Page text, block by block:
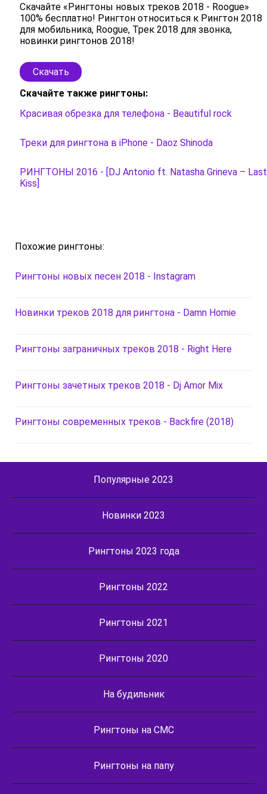
Скачайте «Рингтоны новых треков 2018 - Roogue»
100% бесплатно! Рингтон относиться к Рингтон 2018
для мобильника, Roogue, Трек 2018 для звонка,
новинки рингтонов 2018!
Скачать
Скачайте также рингтоны:
Красивая обрезка для телефона - Beautiful rock
Треки для рингтона в iPhone - Daoz Shinoda
РИНГТОНЫ 2016 - [DJ Antonio ft. Natasha Grineva – Last
Kiss]
Похожие рингтоны:
Рингтоны новых песен 2018 - Instagram
Новинки треков 2018 для рингтона - Damn Homie
Рингтоны заграничных треков 2018 - Right Here
Рингтоны зачетных треков 2018 - Dj Amor Mix
Рингтоны современных треков - Backfire (2018)
Популярные 2023
Новинки 2023
Рингтоны 2023 года
Рингтоны 2022
Рингтоны 2021
Рингтоны 2020
На будильник
Рингтоны на СМС
Рингтоны на папу